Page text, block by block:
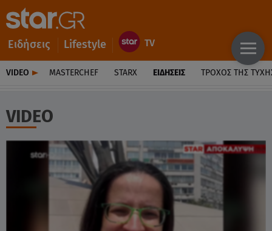
Ειδήσεις Lifestyle
VIDEO MASTERCHEF STARX ΕΙΔΉΣΕΙΣ ΤΡΟΧΌΣ ΤΗΣ
VIDEO